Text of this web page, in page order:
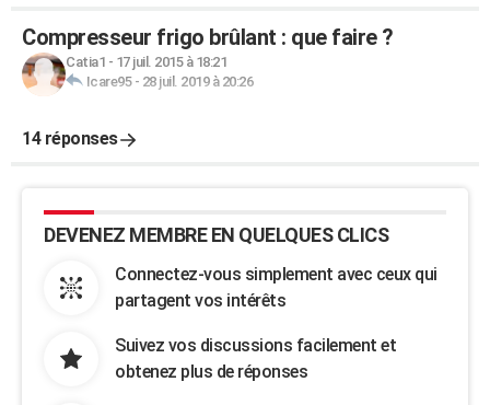
Compresseur frigo brûlant : que faire ?
Catia1 - 17 juil. 2015 à 18:21
Icare95- 28 juil. 2019 à 20:26
14 réponses
DEVENEZ MEMBRE EN QUELQUES CLICS
Connectez-vous simplement avec ceux qui
partagent vos intérêts
Suivez vos discussions facilement et
obtenez plus de réponses